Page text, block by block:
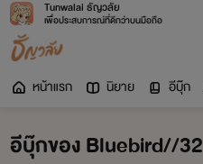
Tunwalai ธัญวลัย
เพื่อประสบการณ์ที่ดีกว่าบนมือถือ
หน้าแรก นิยาย อีบุ๊ก
อีบุ๊กของ Bluebird//32